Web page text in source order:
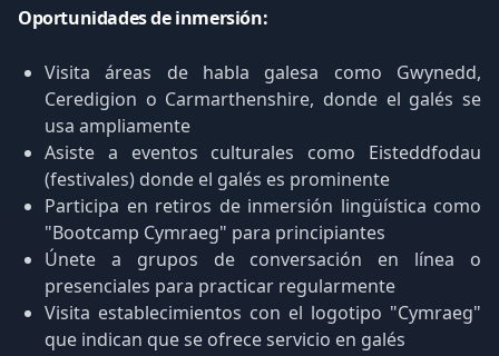
Oportunidades de inmersión:
Visita áreas de habla galesa como Gwynedd,
Ceredigion o Carmarthenshire, donde el galés se
usa ampliamente
Asiste a eventos culturales como Eisteddfodau
(festivales) donde el galés es prominente
Participa en retiros de inmersión lingüística como
"Bootcamp Cymraeg" para principiantes
Únete a grupos de conversación en línea o
presenciales para practicar regularmente
Visita establecimientos con el logotipo "Cymraeg"
que indican que se ofrece servicio en galés